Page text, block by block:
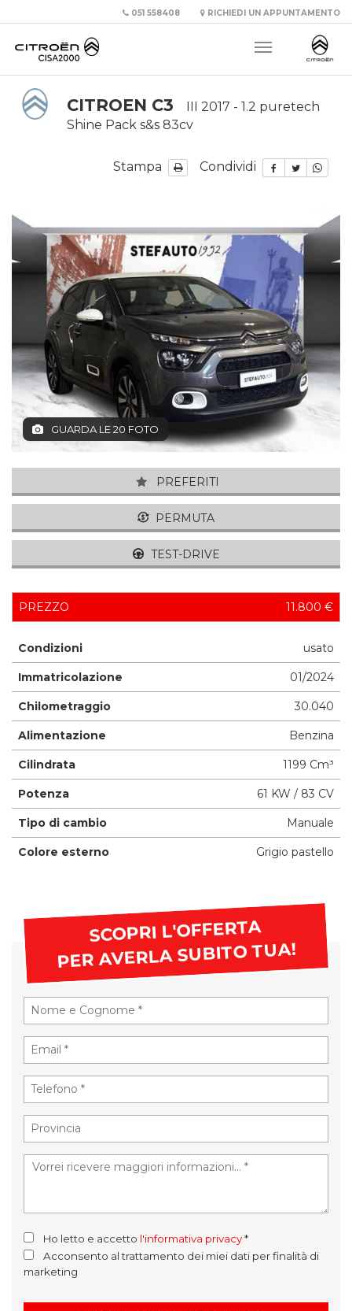
051 558408 RICHIEDI UN APPUNTAMENTO
CITROEN C3
III 2017 - 1.2 puretech
Shine Pack s&s 83cv
Stampa Condividi
GUARDA LE 20 FOTO
PREFERITI
PERMUTA
TEST-DRIVE
PREZZO 11.800 €
Condizioni usato
Immatricolazione 01/2024
Chilometraggio 30.040
Alimentazione Benzina
Cilindrata 1199 Cm³
Potenza 61 KW / 83 CV
Tipo di cambio Manuale
Colore esterno Grigio pastello
SCOPRI L'OFFERTA
PER AVERLA SUBITO TUA!
Ho letto e accetto l'informativa privacy*
Acconsento al trattamento dei miei dati per finalità di
marketing